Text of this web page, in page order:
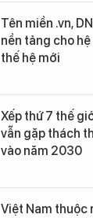
Tên miền .vn,
nền tảng cho
thế hệ mới
Xếp thứ 7 thế
vẫn gặp thách
vào năm 2030
Việt Nam thuộc